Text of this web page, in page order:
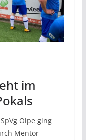
im
Olpe ging
Mentor